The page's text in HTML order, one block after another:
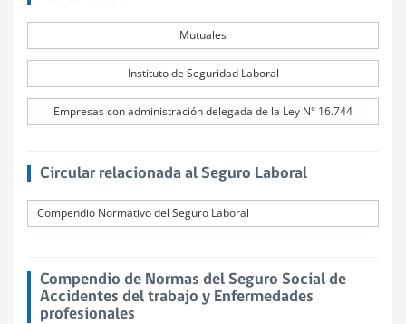
Mutuales
Instituto de Seguridad Laboral
Empresas con administración delegada de la Ley N° 16.744
Circular relacionada al Seguro Laboral
Compendio Normativo del Seguro Laboral
Compendio de Normas del Seguro Social de
Accidentes del trabajo y Enfermedades
profesionales